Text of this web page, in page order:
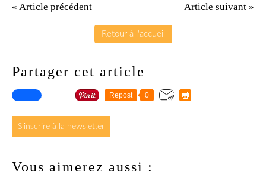
« Article précédent Article suivant »
Retour à l'accueil
Partager cet article
Repost 0
S'inscrire à la newsletter
Vous aimerez aussi :